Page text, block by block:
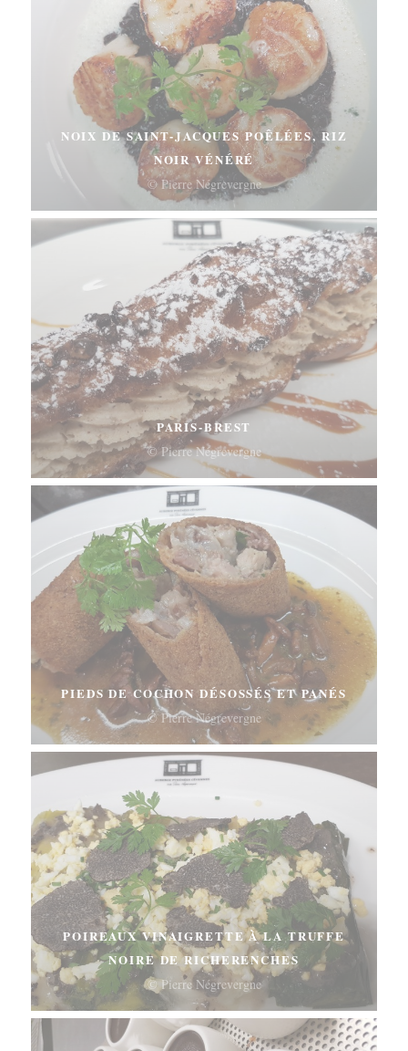
NOIX DE SAINT-JACQUES POÊLÉES, RIZ
NOIR VÉNÉRÉ
© Pierre Négrevergne
PARIS-BREST
© Pierre Négrevergne
PIEDS DE COCHON DÉSOSSÉS ET PANÉS
© Pierre Négrevergne
POIREAUX VINAIGRETTE À LA TRUFFE
NOIRE DE RICHERENCHES
© Pierre Négrevergne